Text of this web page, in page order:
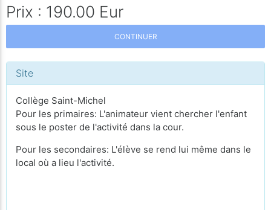
Prix : 190.00 Eur
CONTINUER
Site
Collège Saint-Michel
Pour les primaires: L'animateur vient chercher l'enfant
sous le poster de l'activité dans la cour.
Pour les secondaires: L'élève se rend lui même dans le
local où a lieu l'activité.